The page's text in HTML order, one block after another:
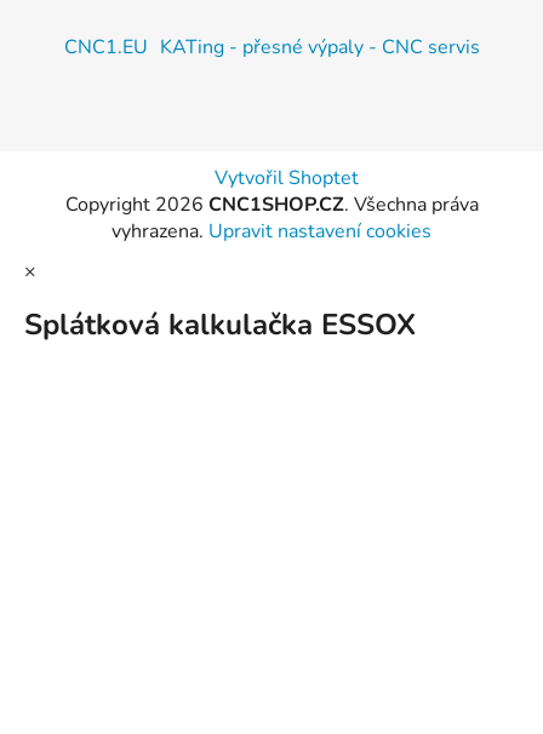
CNC1.EU KATing - přesné výpaly - CNC servis
Vytvořil Shoptet
Copyright 2026 CNC1SHOP.CZ. Všechna práva
vyhrazena. Upravit nastavení cookies
×
Splátková kalkulačka ESSOX